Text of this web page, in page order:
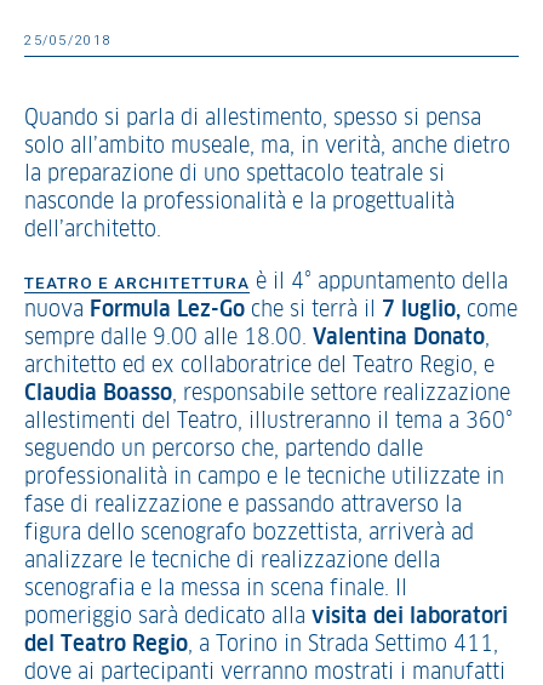
25/05/2018
Quando si parla di allestimento, spesso si pensa
solo all’ambito museale, ma, in verità, anche dietro
la preparazione di uno spettacolo teatrale si
nasconde la professionalità e la progettualità
dell’architetto.
TEATRO E ARCHITETTURA è il 4° appuntamento della
nuova Formula Lez-Go che si terrà il 7 luglio, come
sempre dalle 9.00 alle 18.00. Valentina Donato,
architetto ed ex collaboratrice del Teatro Regio, e
Claudia Boasso, responsabile settore realizzazione
allestimenti del Teatro, illustreranno il tema a 360°
seguendo un percorso che, partendo dalle
professionalità in campo e le tecniche utilizzate in
fase di realizzazione e passando attraverso la
figura dello scenografo bozzettista, arriverà ad
analizzare le tecniche di realizzazione della
scenografia e la messa in scena finale. Il
pomeriggio sarà dedicato alla visita dei laboratori
del Teatro Regio, a Torino in Strada Settimo 411,
dove ai partecipanti verranno mostrati i manufatti